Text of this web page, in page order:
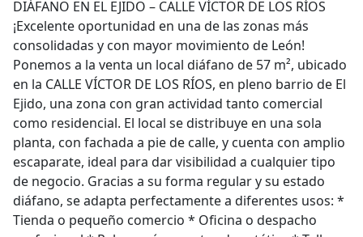
DIÁFANO EN EL EJIDO – CALLE VÍCTOR DE LOS RÍOS
¡Excelente oportunidad en una de las zonas más
consolidadas y con mayor movimiento de León!
Ponemos a la venta un local diáfano de 57 m², ubicado
en la CALLE VÍCTOR DE LOS RÍOS, en pleno barrio de El
Ejido, una zona con gran actividad tanto comercial
como residencial. El local se distribuye en una sola
planta, con fachada a pie de calle, y cuenta con amplio
escaparate, ideal para dar visibilidad a cualquier tipo
de negocio. Gracias a su forma regular y su estado
diáfano, se adapta perfectamente a diferentes usos: *
Tienda o pequeño comercio * Oficina o despacho